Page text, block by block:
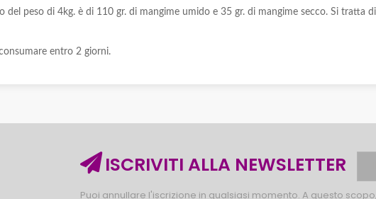
del peso di 4kg. è di 110 gr. di mangime umido e 35 gr. di mangime secco. Si
entro 2 giorni.
ISCRIVITI ALLA NEWSLETTER
Puoi annullare l'iscrizione in qualsiasi momento. A questo